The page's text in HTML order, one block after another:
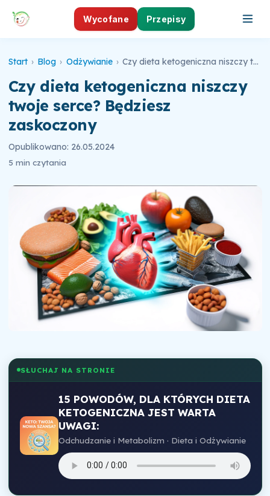
Wycofane Przepisy
Start › Blog › Odżywianie › Czy dieta ketogeniczna niszczy twoje serce? Będziesz zaskoczony
Czy dieta ketogeniczna niszczy
twoje serce? Będziesz
zaskoczony
Opublikowano: 26.05.2024
5 min czytania
SŁUCHAJ NA STRONIE
15 POWODÓW, DLA KTÓRYCH DIETA
KETOGENICZNA JEST WARTA
UWAGI:
Odchudzanie i Metabolizm · Dieta i Odżywianie